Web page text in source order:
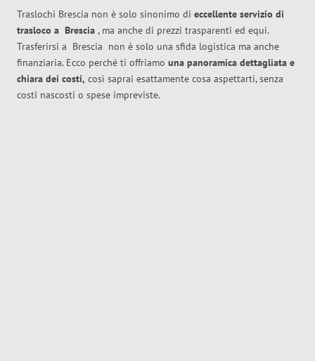
Traslochi Brescia non è solo sinonimo di eccellente servizio di
trasloco a Brescia , ma anche di prezzi trasparenti ed equi.
Trasferirsi a Brescia non è solo una sfida logistica ma anche
finanziaria. Ecco perché ti offriamo una panoramica dettagliata e
chiara dei costi, così saprai esattamente cosa aspettarti, senza
costi nascosti o spese impreviste.